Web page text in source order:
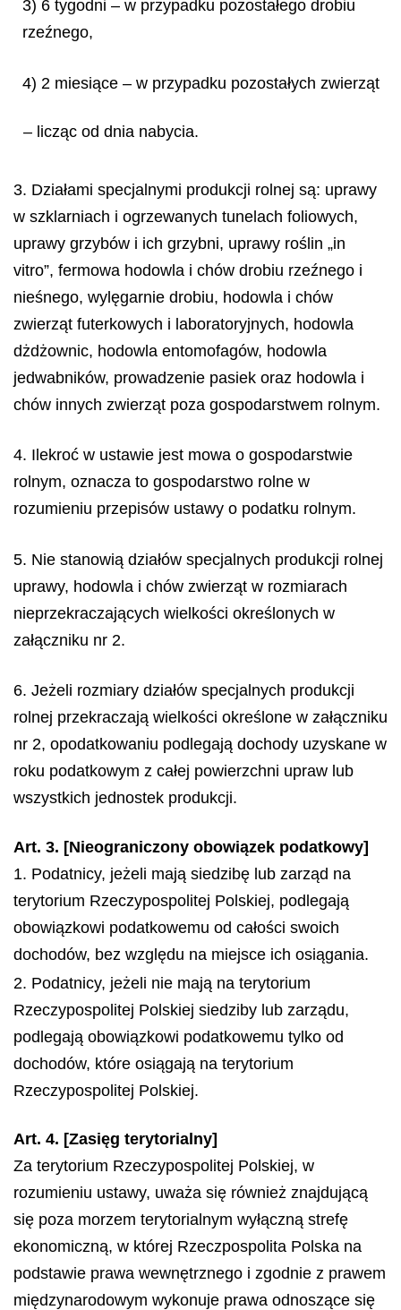
3) 6 tygodni – w przypadku pozostałego drobiu
rzeźnego,
4) 2 miesiące – w przypadku pozostałych zwierząt
– licząc od dnia nabycia.
3. Działami specjalnymi produkcji rolnej są: uprawy
w szklarniach i ogrzewanych tunelach foliowych,
uprawy grzybów i ich grzybni, uprawy roślin „in
vitro”, fermowa hodowla i chów drobiu rzeźnego i
nieśnego, wylęgarnie drobiu, hodowla i chów
zwierząt futerkowych i laboratoryjnych, hodowla
dżdżownic, hodowla entomofagów, hodowla
jedwabników, prowadzenie pasiek oraz hodowla i
chów innych zwierząt poza gospodarstwem rolnym.
4. Ilekroć w ustawie jest mowa o gospodarstwie
rolnym, oznacza to gospodarstwo rolne w
rozumieniu przepisów ustawy o podatku rolnym.
5. Nie stanowią działów specjalnych produkcji rolnej
uprawy, hodowla i chów zwierząt w rozmiarach
nieprzekraczających wielkości określonych w
załączniku nr 2.
6. Jeżeli rozmiary działów specjalnych produkcji
rolnej przekraczają wielkości określone w załączniku
nr 2, opodatkowaniu podlegają dochody uzyskane w
roku podatkowym z całej powierzchni upraw lub
wszystkich jednostek produkcji.
Art. 3. [Nieograniczony obowiązek podatkowy]
1. Podatnicy, jeżeli mają siedzibę lub zarząd na
terytorium Rzeczypospolitej Polskiej, podlegają
obowiązkowi podatkowemu od całości swoich
dochodów, bez względu na miejsce ich osiągania.
2. Podatnicy, jeżeli nie mają na terytorium
Rzeczypospolitej Polskiej siedziby lub zarządu,
podlegają obowiązkowi podatkowemu tylko od
dochodów, które osiągają na terytorium
Rzeczypospolitej Polskiej.
Art. 4. [Zasięg terytorialny]
Za terytorium Rzeczypospolitej Polskiej, w
rozumieniu ustawy, uważa się również znajdującą
się poza morzem terytorialnym wyłączną strefę
ekonomiczną, w której Rzeczpospolita Polska na
podstawie prawa wewnętrznego i zgodnie z prawem
międzynarodowym wykonuje prawa odnoszące się